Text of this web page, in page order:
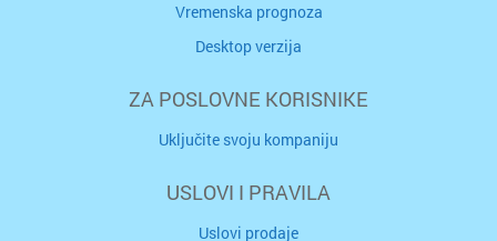
Vremenska prognoza
Desktop verzija
ZA POSLOVNE KORISNIKE
Uključite svoju kompaniju
USLOVI I PRAVILA
Uslovi prodaje